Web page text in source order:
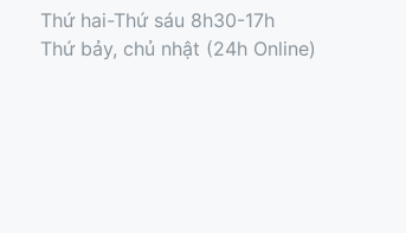
Thứ hai-Thứ sáu 8h30-17h
Thứ bảy, chủ nhật (24h Online)